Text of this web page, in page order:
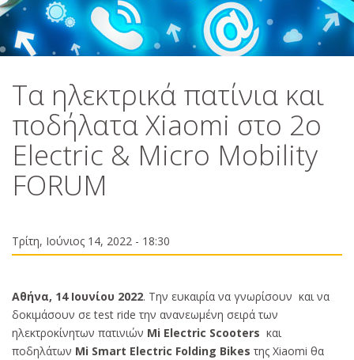
Tα ηλεκτρικά πατίνια και
ποδήλατα Xiaomi στο 2ο
Electric & Micro Mobility
FORUM
Τρίτη, Ιούνιος 14, 2022 - 18:30
Αθήνα, 14 Ιουνίου 2022. Την ευκαιρία να γνωρίσουν και να
δοκιμάσουν σε test ride την ανανεωμένη σειρά των
ηλεκτρoκίνητων πατινιών Mi Electric Scooters και
ποδηλάτων Mi Smart Electric Folding Bikes της Xiaomi θα